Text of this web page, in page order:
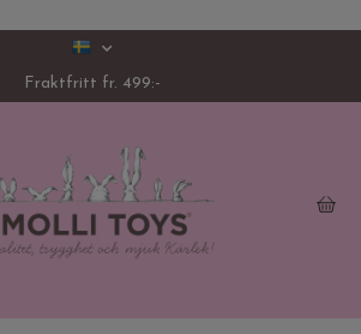
Fraktfritt fr. 499:-